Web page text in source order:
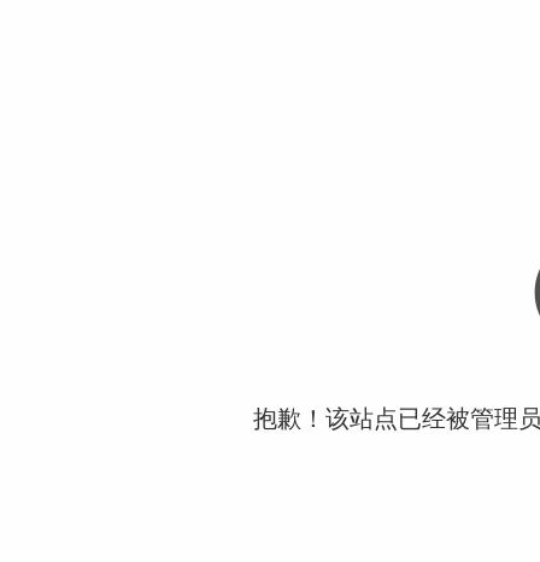
抱歉！该站点已经被管理